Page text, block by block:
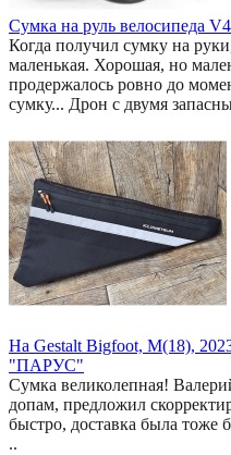
Сумка на руль велосипеда
Когда получил сумку на
маленькая. Хорошая, но
продержалось ровно до
сумку... Дрон с двумя
На Gestalt Bigfoot, M(18),
"ПАРУС"
Сумка великолепная!
допам, предложил
быстро, доставка была тоже
..